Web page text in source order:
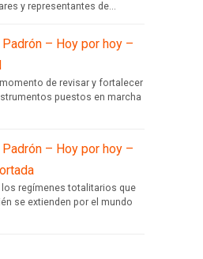
y representantes de...
Padrón – Hoy por hoy –
momento de revisar y fortalecer
puestos en marcha
Padrón – Hoy por hoy –
los regímenes totalitarios que
se extienden por el mundo